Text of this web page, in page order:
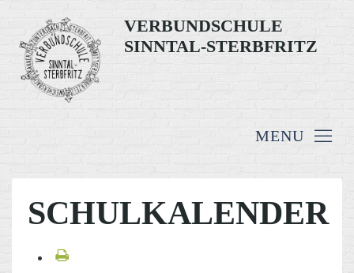
VERBUNDSCHULE
SINNTAL-STERBFRITZ
SCHULKALENDER